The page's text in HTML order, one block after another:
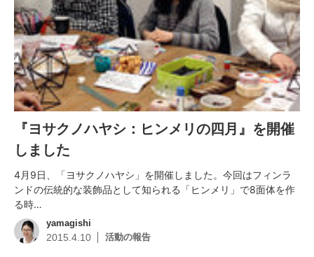
『ヨサクノハヤシ：ヒンメリの四月』を開催
しました
4月9日、「ヨサクノハヤシ」を開催しました。今回はフィンラ
ンドの伝統的な装飾品として知られる「ヒンメリ」で8面体を作
る時…
yamagishi
2015.4.10 活動の報告